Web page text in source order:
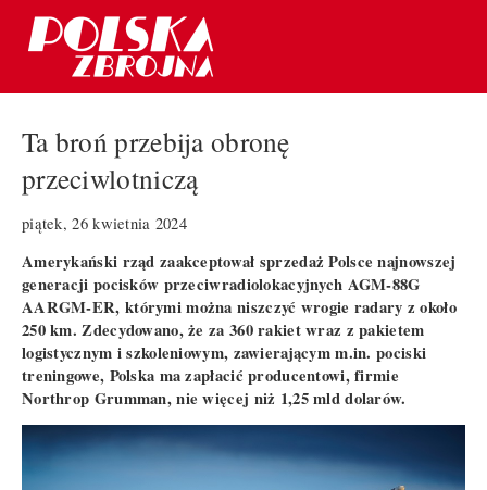
Ta broń przebija obronę
przeciwlotniczą
piątek, 26 kwietnia 2024
Amerykański rząd zaakceptował sprzedaż Polsce najnowszej
generacji pocisków przeciwradiolokacyjnych AGM-88G
AARGM-ER, którymi można niszczyć wrogie radary z około
250 km. Zdecydowano, że za 360 rakiet wraz z pakietem
logistycznym i szkoleniowym, zawierającym m.in. pociski
treningowe, Polska ma zapłacić producentowi, firmie
Northrop Grumman, nie więcej niż 1,25 mld dolarów.